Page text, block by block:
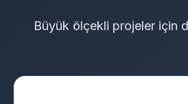
Büyük ölçekli projeler için